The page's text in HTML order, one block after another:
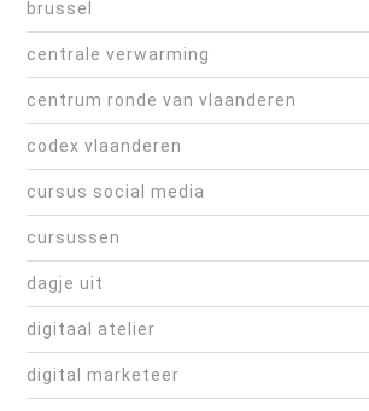
brussel
centrale verwarming
centrum ronde van vlaanderen
codex vlaanderen
cursus social media
cursussen
dagje uit
digitaal atelier
digital marketeer